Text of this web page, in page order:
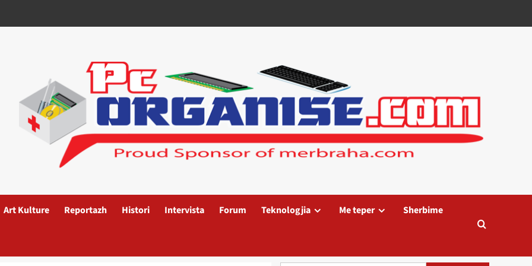
Art Kulture Reportazh Histori Intervista Forum Teknologjia Me teper Sherbime